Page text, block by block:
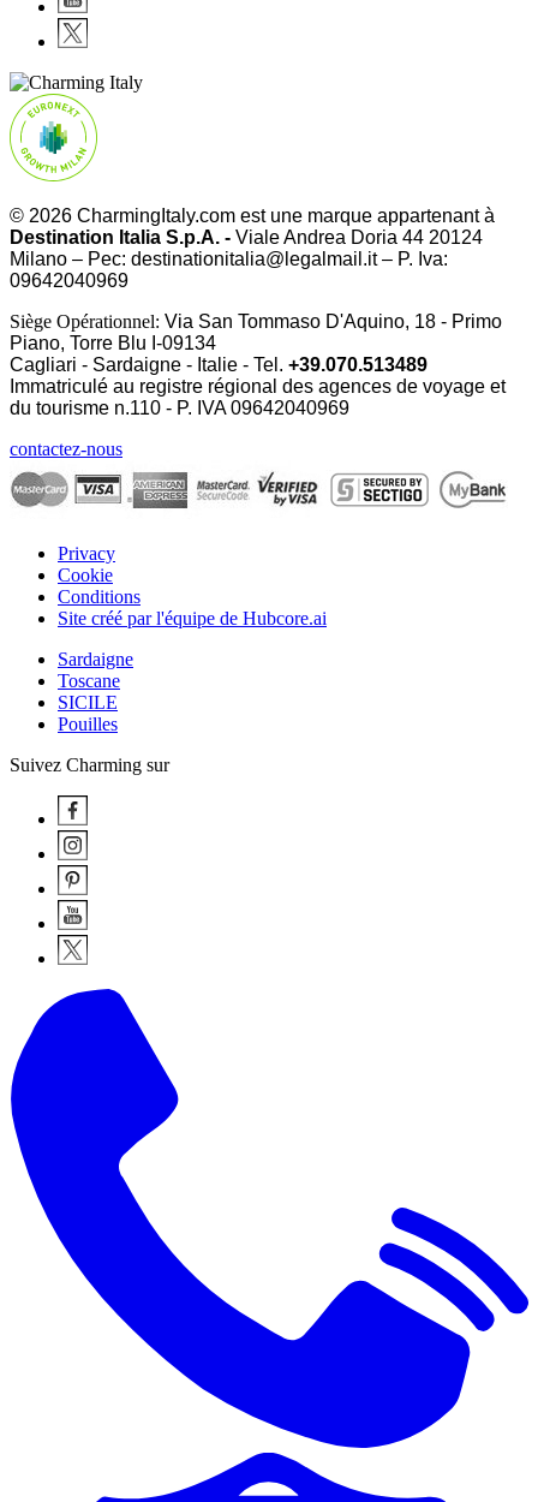
© 2026 CharmingItaly.com est une marque appartenant à
Destination Italia S.p.A. - Viale Andrea Doria 44 20124
Milano – Pec: destinationitalia@legalmail.it – P. Iva:
09642040969
Siège Opérationnel: Via San Tommaso D'Aquino, 18 - Primo
Piano, Torre Blu I-09134
Cagliari - Sardaigne - Italie - Tel. +39.070.513489
Immatriculé au registre régional des agences de voyage et
du tourisme n.110 - P. IVA09642040969
contactez-nous
Privacy
Cookie
Conditions
Site créé par l'équipe de Hubcore.ai
Sardaigne
Toscane
SICILE
Pouilles
Suivez Charming sur